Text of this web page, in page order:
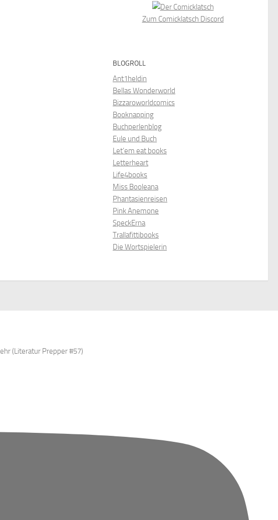
Zum Comicklatsch Discord
BLOGROLL
Ant1heldin
Bellas Wonderworld
Bizzaroworldcomics
Booknapping
Buchperlenblog
Eule und Buch
Let’em eat books
Letterheart
Life4books
Miss Booleana
Phantasienreisen
Pink Anemone
SpeckErna
Trallafittibooks
Die Wortspielerin
(Literatur Prepper #57)